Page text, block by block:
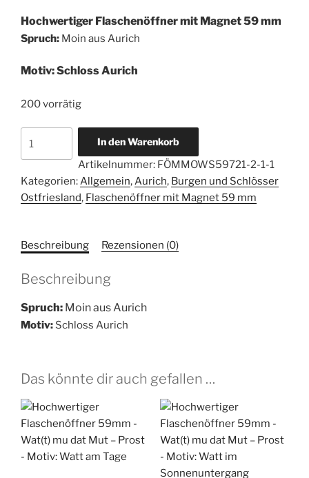
Hochwertiger Flaschenöffner mit Magnet 59 mm
Spruch: Moin aus Aurich
Motiv: Schloss Aurich
200 vorrätig
Flaschenöffner
-
Moin
-
Aurich
Menge
In den Warenkorb
Artikelnummer: FÖMMOWS59721-2-1-1
Kategorien:Allgemein,Aurich, Burgen und Schlösser
Ostfriesland, Flaschenöffner mit Magnet 59 mm
Beschreibung Rezensionen (0)
Beschreibung
Spruch: Moin aus Aurich
Motiv: Schloss Aurich
Das könnte dir auch gefallen …